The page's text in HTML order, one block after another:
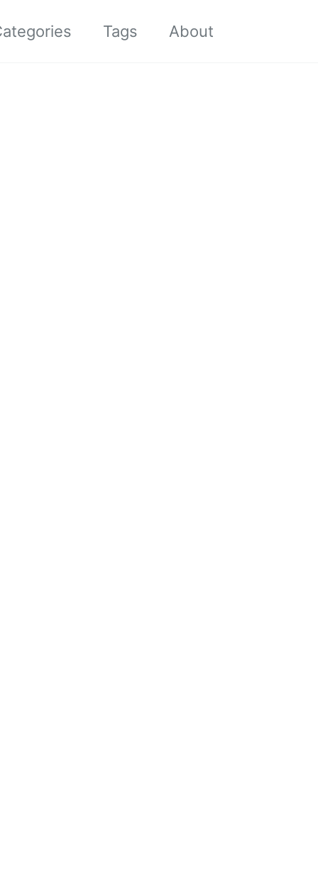
Tags About